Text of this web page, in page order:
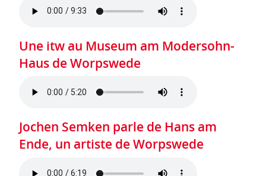
Une itw au Museum am Modersohn-
Haus de Worpswede
Jochen Semken parle de Hans am
Ende, un artiste de Worpswede